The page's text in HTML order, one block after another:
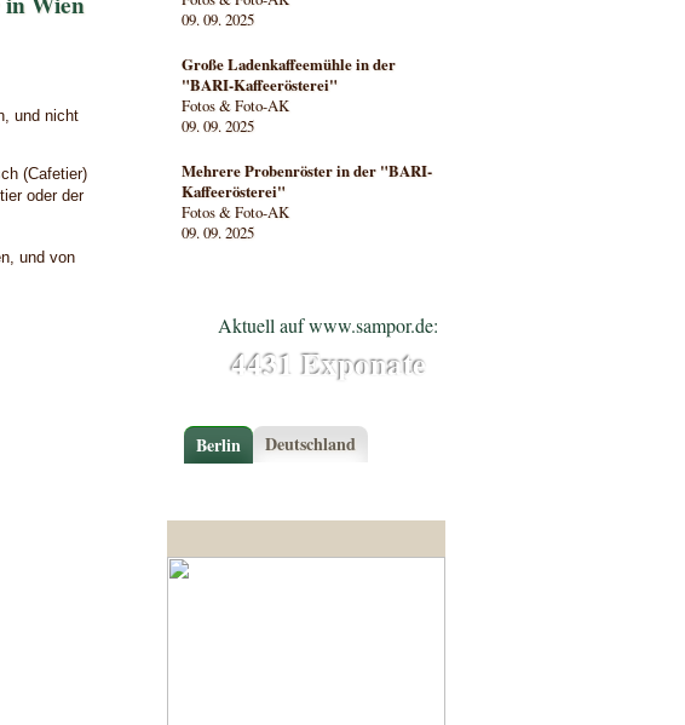
und nicht
(Cafetier)
oder der
und von
09. 09. 2025
Große Ladenkaffeemühle in der
"BARI-Kaffeerösterei"
Fotos & Foto-AK
09. 09. 2025
Mehrere Probenröster in der "BARI-
Kaffeerösterei"
Fotos & Foto-AK
09. 09. 2025
Aktuell auf www.sampor.de:
4431 Exponate
Berlin Deutschland